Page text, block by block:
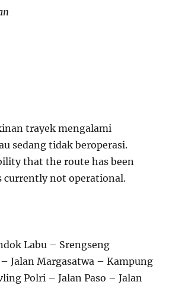
trayek mengalami
sedang tidak beroperasi.
that the route has been
currently not operational.
Labu – Srengseng
Jalan Margasatwa – Kampung
Polri – Jalan Paso – Jalan